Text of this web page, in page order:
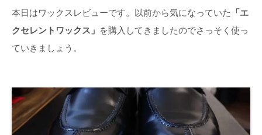
本日はワックスレビューです。以前から気になっていた
「エ
クセレントワックス」 を購入してきましたのでさっそく使っ
ていきましょう。